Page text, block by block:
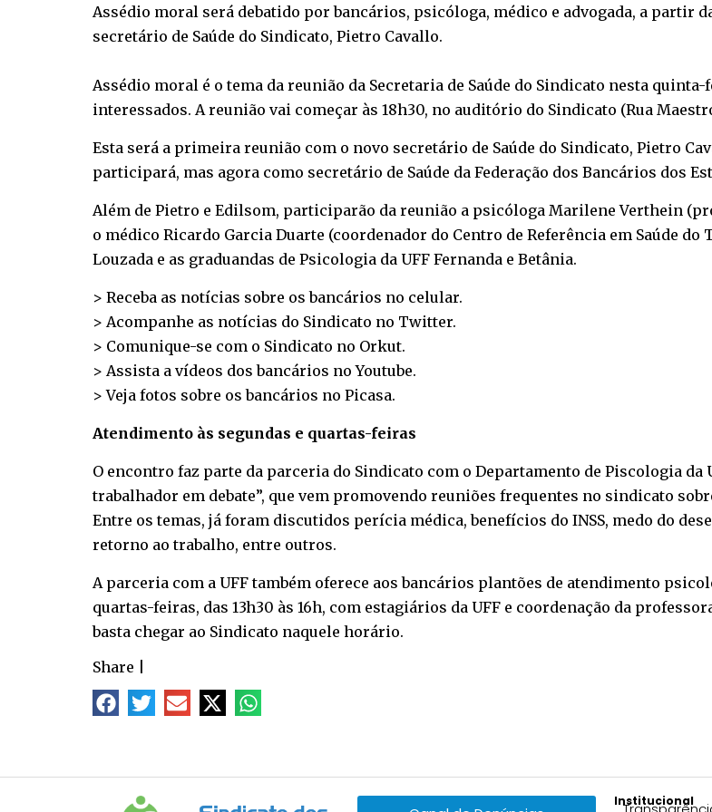
Assédio moral será debatido por bancários, psicóloga, médico e advogada, a partir
secretário de Saúde do Sindicato, Pietro Cavallo.
Assédio moral é o tema da reunião da Secretaria de Saúde do Sindicato nesta
interessados. A reunião vai começar às 18h30, no auditório do Sindicato (Rua
Esta será a primeira reunião com o novo secretário de Saúde do Sindicato, Pietro
participará, mas agora como secretário de Saúde da Federação dos Bancários dos
Além de Pietro e Edilsom, participarão da reunião a psicóloga Marilene Verthein
o médico Ricardo Garcia Duarte (coordenador do Centro de Referência em Saúde do
Louzada e as graduandas de Psicologia da UFF Fernanda e Betânia.
> Receba as notícias sobre os bancários no celular.
> Acompanhe as notícias do Sindicato no Twitter.
> Comunique-se com o Sindicato no Orkut.
> Assista a vídeos dos bancários noYoutube.
> Veja fotos sobre os bancários no Picasa.
Atendimento às segundas e quartas-feiras
O encontro faz parte da parceria do Sindicato com o Departamento de Piscologia da
trabalhador em debate”, que vem promovendo reuniões frequentes no sindicato
Entre os temas, já foram discutidos perícia médica, benefícios do INSS, medo do
retorno ao trabalho, entre outros.
A parceria com a UFF também oferece aos bancários plantões de atendimento
quartas-feiras, das 13h30 às 16h, com estagiários da UFF e coordenação da
basta chegar ao Sindicato naquele horário.
Share
Institucional